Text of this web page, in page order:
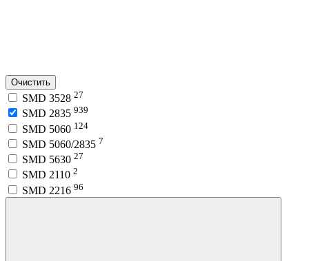
Очистить
SMD 3528 27
SMD 2835 939
SMD 5060 124
SMD 5060/2835 7
SMD 5630 27
SMD 2110 2
SMD 2216 96